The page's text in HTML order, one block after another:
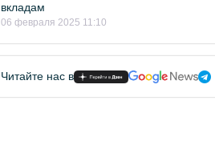
вкладам
06 февраля 2025 11:10
Читайте нас в